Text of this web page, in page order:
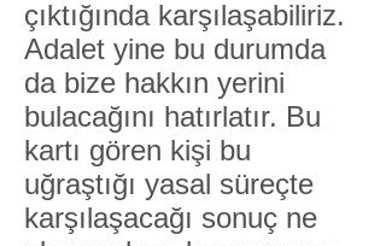
çıktığında karşılaşabiliriz.
Adalet yine bu durumda
da bize hakkın yerini
bulacağını hatırlatır. Bu
kartı gören kişi bu
uğraştığı yasal süreçte
karşılaşacağı sonuç ne